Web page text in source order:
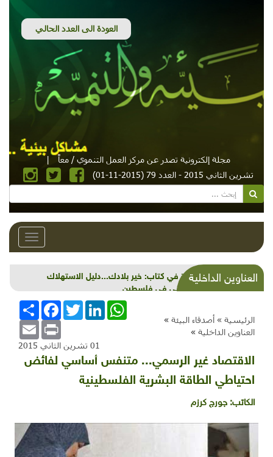
مجلة إلكترونية تصدر عن مركز العمل التنموي / معاً
|
تشرين الثاني 2015 - العدد 79 (2015-11-01)
Toggle
العناوين الداخليةقراءة في كتاب: خير بلادك...دليل الاستهلاك
الأخلاقي في فلسطين
الرئيسية » أصدقاء البيئة »
العناوين الداخلية »
انشر
FacebookTwitterLinkedInWhatsApp
Email Print
01 تشرين الثاني 2015
الاقتصاد غير الرسمي... متنفس أساسي لفائض
احتياطي الطاقة البشرية الفلسطينية
الكاتب: جورج كرزم